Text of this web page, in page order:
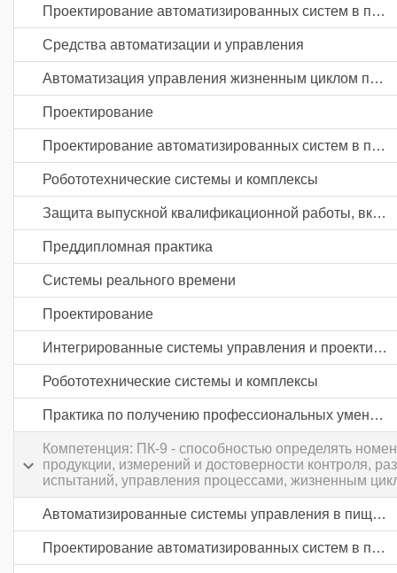
Проектирование автоматизированных систем в пищевой промышленности и отраслях агропромышленного комплекса
Средства автоматизации и управления
Автоматизация управления жизненным циклом продукции в пищевой промышленности и отраслях агропромышленного комплекса
Проектирование
Проектирование автоматизированных систем в пищевой промышленности и отраслях агропромышленного комплекса
Робототехнические системы и комплексы
Защита выпускной квалификационной работы, включая подготовку к процедуре защиты и процедуру защиты
Преддипломная практика
Системы реального времени
Проектирование
Интегрированные системы управления и проектирования
Робототехнические системы и комплексы
Практика по получению профессиональных умений и опыта профессиональной деятельности
Компетенция: ПК-9 - способностью определять
продукции, измерений и достоверности контроля,
испытаний, управления процессами, жизненным
Автоматизированные системы управления в пищевой промышленности и отраслях агропромышленного комплекса
Проектирование автоматизированных систем в пищевой промышленности и отраслях агропромышленного комплекса